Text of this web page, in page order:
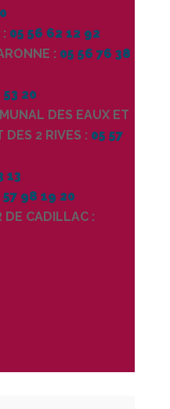
05 56 62 12 92
: 05 56 76 38
53 20
DES EAUX ET
DES 2 RIVES : 05 57
13
57 98 19 20
DE CADILLAC :